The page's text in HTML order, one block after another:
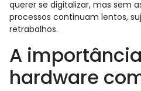
querer se digitalizar, mas sem
processos continuam lentos,
retrabalhos.
A
hardware